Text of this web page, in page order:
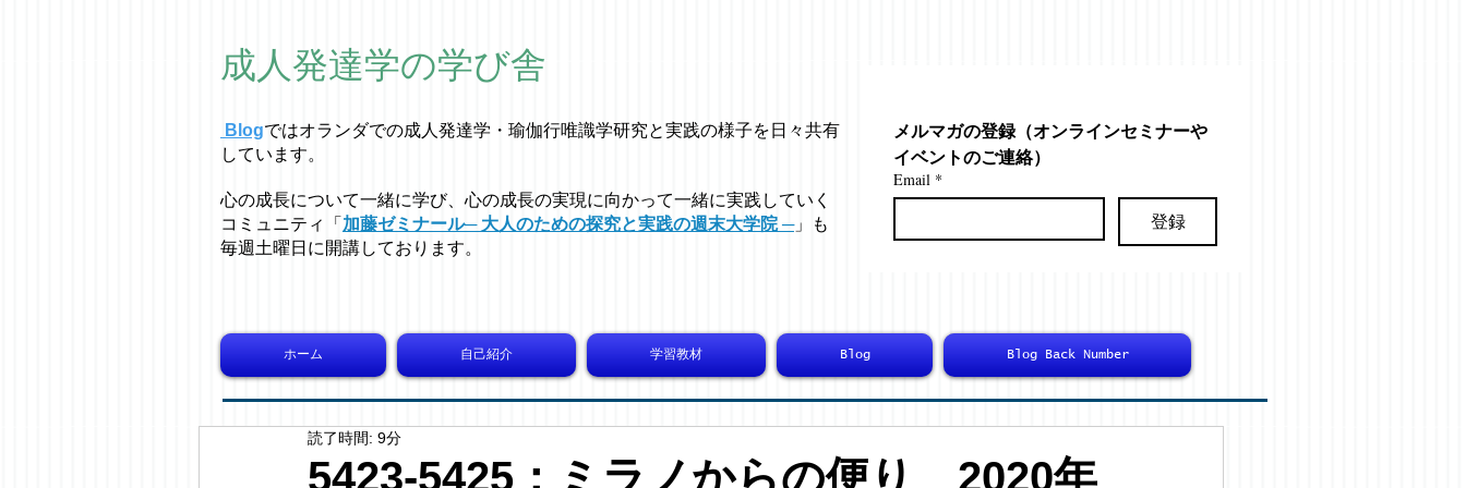
成人発達学の学び舎
Blogではオラ ンダでの成人発達学・ 瑜伽行唯識学研究と実践の様子を日々共有
しています。
心の成長について一緒に学び、心の成長の実現に向かって一緒に実践していく
コミュニティ「 加藤ゼミナール─ 大人のための探究と実践の週末大学院 ─」も
毎週土曜日に開講しております。
メルマガの登録（オンラインセミナーや
イベントのご連絡）
Email *
登録
ホーム 自己紹介 学習教材 Blog Blog Back Number
5423-5425：ミラノからの便り 2020年
読了時間: 9分